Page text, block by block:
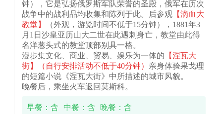
钟），它是弘扬俄罗斯军队荣誉的圣殿，俄军在历次
战争中的战利品均收集和陈列于此。后参观【滴血大
教堂】
（外观，游览时间不低于15分钟），1881年3
月1日沙皇亚历山大二世在此遇刺身亡，教堂由此得
名洋葱头式的教堂顶部别具一格。
漫步集文化、商业、贸易、娱乐为一体的 【涅瓦大
街】
（自行安排活动不低于40分钟） 亲身体验果戈理
的短篇小说《涅瓦大街》中所描述的城市风貌。
晚餐后，乘坐火车返回莫斯科。
早餐：含 中餐：含
晚餐：含